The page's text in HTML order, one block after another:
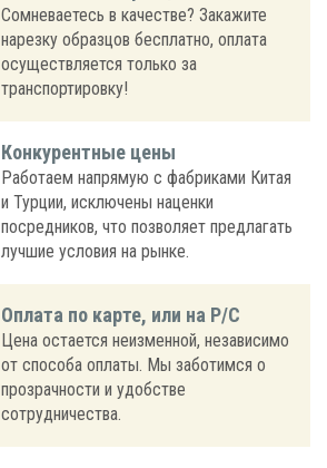
Сомневаетесь в качестве? Закажите
нарезку образцов бесплатно, оплата
осуществляется только за
транспортировку!
Конкурентные цены
Работаем напрямую с фабриками Китая
и Турции, исключены наценки
посредников, что позволяет предлагать
лучшие условия на рынке.
Оплата по карте, или на Р/С
Цена остается неизменной, независимо
от способа оплаты. Мы заботимся о
прозрачности и удобстве
сотрудничества.